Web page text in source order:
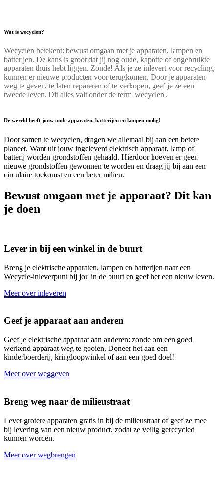
Wat is wecyclen?
Wecyclen betekent: bewust omgaan met je apparaten, lampen en
batterijen. De kans is groot dat jij nog oude, kapotte of ongebruikte
apparaten thuis hebt liggen. Zonde! Als je ze inlevert voor recycling,
kunnen er nieuwe producten voor terugkomen. Door je apparaten
weg te geven, te laten repareren of te verkopen, geef je ze een
tweede leven. Dit alles valt onder de term 'wecyclen'.
De wereld heeft jouw oude apparaten, batterijen en lampen nodig!
Door samen te wecyclen, dragen we allemaal bij aan een betere
planeet. Want uit jouw ingeleverd elektrisch apparaat, lamp of
batterij worden grondstoffen gehaald. Hierdoor hoeven er geen
nieuwe grondstoffen gewonnen te worden en draag jij bij aan een
circulaire toekomst en een beter milieu.
Bewust omgaan met je apparaat? Dit kan
je doen
Lever in bij een winkel in de buurt
Breng je elektrische apparaten, lampen en batterijen naar een
Wecycle-inleverpunt bij jou in de buurt en geef het een nieuw leven.
Meer over inleveren
Geef je apparaat aan anderen
Geef je elektrische apparaat aan anderen: zonde om een goed
werkend apparaat weg te gooien. Doneer het aan een
kinderboerderij, kringloopwinkel of aan een goed doel!
Meer over weggeven
Breng weg naar de milieustraat
Lever grotere apparaten gratis in bij de milieustraat of geef ze mee
bij levering van een nieuw product, zodat ze veilig gerecycled
kunnen worden.
Meer over wegbrengen